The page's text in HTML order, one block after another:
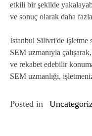
etkili bir şekilde
ve sonuç olarak daha
İstanbul Silivri'de işletme
SEM uzmanıyla
ve rekabet edebilir
SEM uzmanlığı,
Posted in